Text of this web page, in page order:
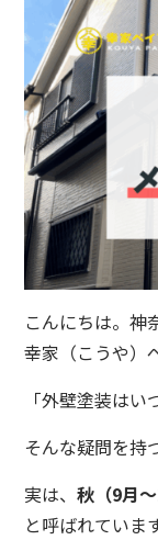
こんにちは。神
幸家（こうや）
「外壁塗装はい
そんな疑問を持
実は、秋（9月
と呼ばれています